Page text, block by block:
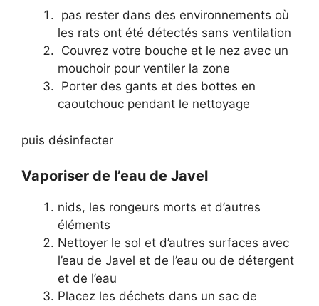
pas rester dans des environnements où
les rats ont été détectés sans ventilation
Couvrez votre bouche et le nez avec un
mouchoir pour ventiler la zone
Porter des gants et des bottes en
caoutchouc pendant le nettoyage
puis désinfecter
Vaporiser de l’eau de Javel
nids, les rongeurs morts et d’autres
éléments
Nettoyer le sol et d’autres surfaces avec
l’eau de Javel et de l’eau ou de détergent
et de l’eau
Placez les déchets dans un sac de